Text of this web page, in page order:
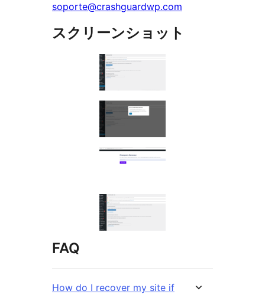
soporte@crashguardwp.com
スクリーンショット
FAQ
How do I recover my site if